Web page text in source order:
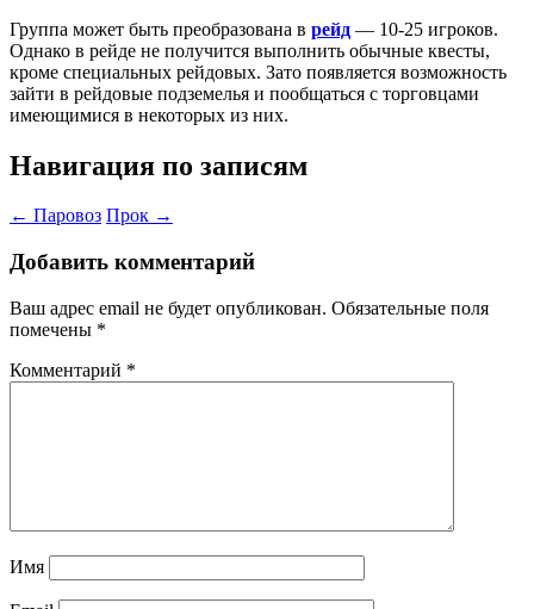
Группа может быть преобразована в рейд — 10-25 игроков.
Однако в рейде не получится выполнить обычные квесты,
кроме специальных рейдовых. Зато появляется возможность
зайти в рейдовые подземелья и пообщаться с торговцами
имеющимися в некоторых из них.
Навигация по записям
← Паровоз Прок →
Добавить комментарий
Ваш адрес email не будет опубликован. Обязательные поля
помечены *
Комментарий *
Имя